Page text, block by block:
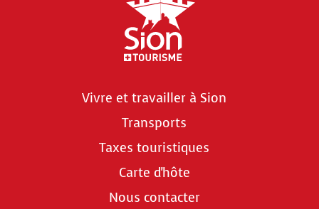
Vivre et travailler à Sion
Transports
Taxes touristiques
Carte d'hôte
Nous contacter